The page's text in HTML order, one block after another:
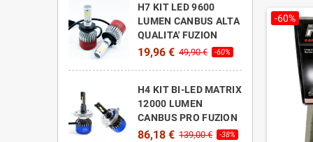
H7 KIT LED 9600
LUMEN CANBUS ALTA
QUALITA' FUZION
19,96 € 49,90 € -60%
H4 KIT BI-LED MATRIX
12000 LUMEN
CANBUS PRO FUZION
86,18 € 139,00 € -38%
-60%